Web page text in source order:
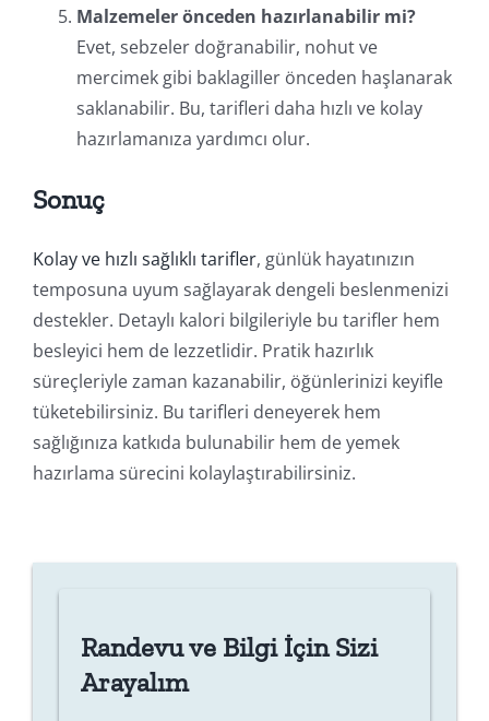
Malzemeler önceden hazırlanabilir mi?
Evet, sebzeler doğranabilir, nohut ve
mercimek gibi baklagiller önceden haşlanarak
saklanabilir. Bu, tarifleri daha hızlı ve kolay
hazırlamanıza yardımcı olur.
Sonuç
Kolay ve hızlı sağlıklı tarifler, günlük hayatınızın
temposuna uyum sağlayarak dengeli beslenmenizi
destekler. Detaylı kalori bilgileriyle bu tarifler hem
besleyici hem de lezzetlidir. Pratik hazırlık
süreçleriyle zaman kazanabilir, öğünlerinizi keyifle
tüketebilirsiniz. Bu tarifleri deneyerek hem
sağlığınıza katkıda bulunabilir hem de yemek
hazırlama sürecini kolaylaştırabilirsiniz.
Randevu ve Bilgi İçin Sizi
Arayalım